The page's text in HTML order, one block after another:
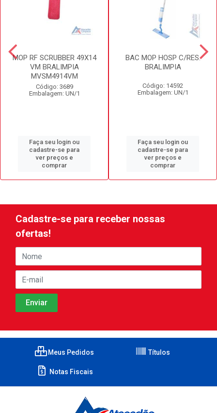
MOP RF SCRUBBER 49X14
VM BRALIMPIA
MVSM4914VM
Código: 3689
Embalagem: UN/1
Faça seu login ou
cadastre-se para
ver preços e
comprar
BAC MOP HOSP C/RES.
BRALIMPIA
Código: 14592
Embalagem: UN/1
Faça seu login ou
cadastre-se para
ver preços e
comprar
Cadastre-se para receber nossas
ofertas!
Meus Pedidos Títulos
Notas Fiscais